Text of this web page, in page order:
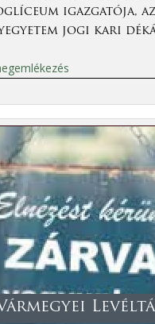
igazgatója,
jogi kari